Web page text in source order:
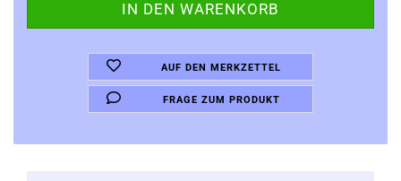
AUF DEN MERKZETTEL
FRAGE ZUM PRODUKT